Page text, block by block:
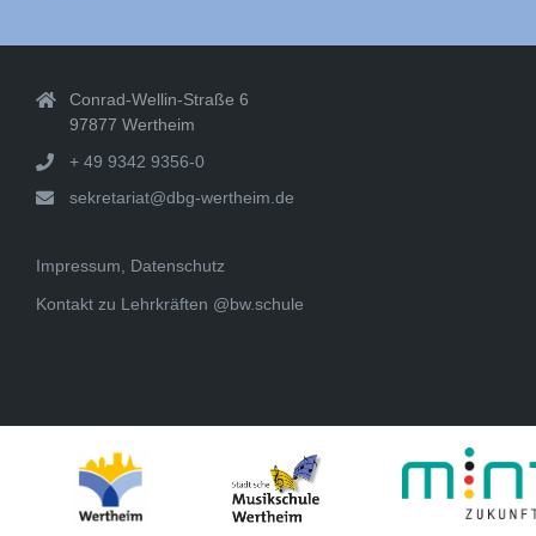
Conrad-Wellin-Straße 6
97877 Wertheim
+ 49 9342 9356-0
sekretariat@dbg-wertheim.de
Impressum, Datenschutz
Kontakt zu Lehrkräften @bw.schule